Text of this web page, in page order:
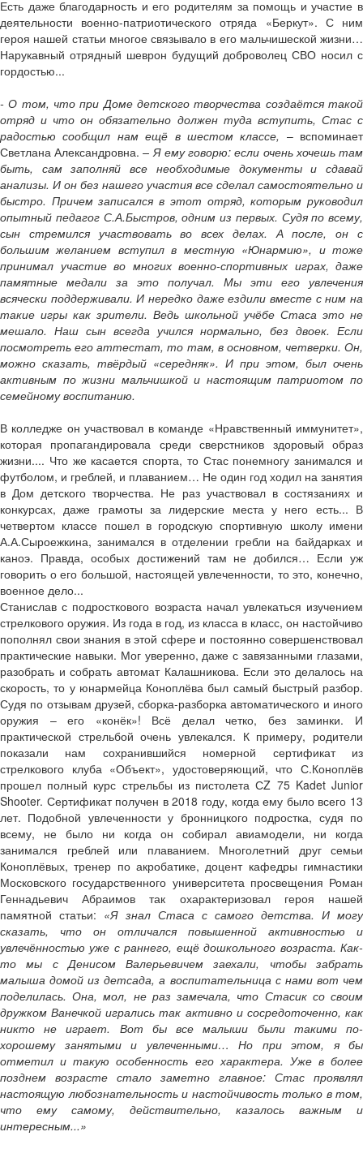
Есть даже благодарность и его родителям за помощь и участие в
деятельности военно-патриотического отряда «Беркут». С ним
героя нашей статьи многое связывало в его мальчишеской жизни…
Нарукавный отрядный шеврон будущий доброволец СВО носил с
гордостью...
- О том, что при Доме детского творчества создаётся такой
отряд и что он обязательно должен туда вступить, Стас с
радостью сообщил нам ещё в шестом классе, – вспоминает
Светлана Александровна.– Я ему говорю: если очень хочешь там
быть, сам заполняй все необходимые документы и сдавай
анализы. И он без нашего участия все сделал самостоятельно и
быстро. Причем записался в этот отряд, которым руководил
опытный педагог С.А.Быстров, одним из первых. Судя по всему,
сын стремился участвовать во всех делах. А после, он с
большим желанием вступил в местную «Юнармию», и тоже
принимал участие во многих военно-спортивных играх, даже
памятные медали за это получал. Мы эти его увлечения
всячески поддерживали. И нередко даже ездили вместе с ним на
такие игры как зрители. Ведь школьной учёбе Стаса это не
мешало. Наш сын всегда учился нормально, без двоек. Если
посмотреть его аттестат, то там, в основном, четверки. Он,
можно сказать, твёрдый «середняк». И при этом, был очень
активным по жизни мальчишкой и настоящим патриотом по
семейному воспитанию.
В колледже он участвовал в команде «Нравственный иммунитет»,
которая пропагандировала среди сверстников здоровый образ
жизни.... Что же касается спорта, то Стас понемногу занимался и
футболом, и греблей, и плаванием… Не один год ходил на занятия
в Дом детского творчества. Не раз участвовал в состязаниях и
конкурсах, даже грамоты за лидерские места у него есть... В
четвертом классе пошел в городскую спортивную школу имени
А.А.Сыроежкина, занимался в отделении гребли на байдарках и
каноэ. Правда, особых достижений там не добился… Если уж
говорить о его большой, настоящей увлеченности, то это, конечно,
военное дело...
Станислав с подросткового возраста начал увлекаться изучением
стрелкового оружия. Из года в год, из класса в класс, он настойчиво
пополнял свои знания в этой сфере и постоянно совершенствовал
практические навыки. Мог уверенно, даже с завязанными глазами,
разобрать и собрать автомат Калашникова. Если это делалось на
скорость, то у юнармейца Коноплёва был самый быстрый разбор.
Судя по отзывам друзей, сборка-разборка автоматического и иного
оружия – его «конёк»! Всё делал четко, без заминки. И
практической стрельбой очень увлекался. К примеру, родители
показали нам сохранившийся номерной сертификат из
стрелкового клуба «Объект», удостоверяющий, что С.Коноплёв
прошел полный курс стрельбы из пистолета СZ 75 Kadet Junior
Shooter. Сертификат получен в 2018 году, когда ему было всего 13
лет. Подобной увлеченности у бронницкого подростка, судя по
всему, не было ни когда он собирал авиамодели, ни когда
занимался греблей или плаванием. Многолетний друг семьи
Коноплёвых, тренер по акробатике, доцент кафедры гимнастики
Московского государственного университета просвещения Роман
Геннадьевич Абраимов так охарактеризовал героя нашей
памятной статьи: «Я знал Стаса с самого детства. И могу
сказать, что он отличался повышенной активностью и
увлечённостью уже с раннего, ещё дошкольного возраста. Как-
то мы с Денисом Валерьевичем заехали, чтобы забрать
малыша домой из детсада, а воспитательница с нами вот чем
поделилась. Она, мол, не раз замечала, что Стасик со своим
дружком Ванечкой игрались так активно и сосредоточенно, как
никто не играет. Вот бы все малыши были такими по-
хорошему занятыми и увлеченными… Но при этом, я бы
отметил и такую особенность его характера. Уже в более
позднем возрасте стало заметно главное: Стас проявлял
настоящую любознательность и настойчивость только в том,
что ему самому, действительно, казалось важным и
интересным...»